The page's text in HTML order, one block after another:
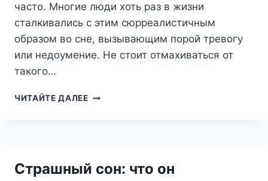
часто. Многие люди хоть раз в жизни
сталкивались с этим сюрреалистичным
образом во сне, вызывающим порой тревогу
или недоумение. Не стоит отмахиваться от
такого…
ЧИТАЙТЕ ДАЛЕЕКОЛЮЧАЯ
ИГОЛКУ?
Страшный сон: что он